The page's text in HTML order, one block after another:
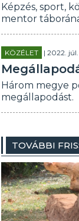
Képzés, sport,
mentor
KÖZÉLET | 2022.
Három megye
megállapodást.
TOVÁBBI